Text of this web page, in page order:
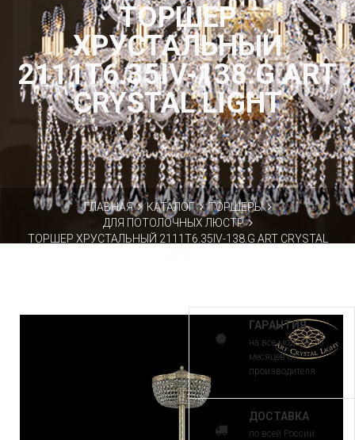
ТОРШЕР
ХРУСТАЛЬНЫЙ
2111T6.35IV-138.G ART
CRYSTAL LIGHT
ГЛАВНАЯ КАТАЛОГ
ТОРШЕРЫ
ДЛЯ ПОТОЛОЧНЫХ ЛЮСТР
ТОРШЕР ХРУСТАЛЬНЫЙ 2111T6.35IV-138.G ART CRYSTAL
ГАРАНТИЯ
на все модели 30
месяцев от
производителя
ДОСТАВКА
по всей России.